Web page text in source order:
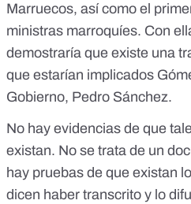
Marruecos, así como el
ministras marroquíes. Con
demostraría que existe una
que estarían implicados
Gobierno, Pedro Sánchez.
No hay evidencias de que
existan. No se trata de un
hay pruebas de que existan
dicen haber transcrito y lo